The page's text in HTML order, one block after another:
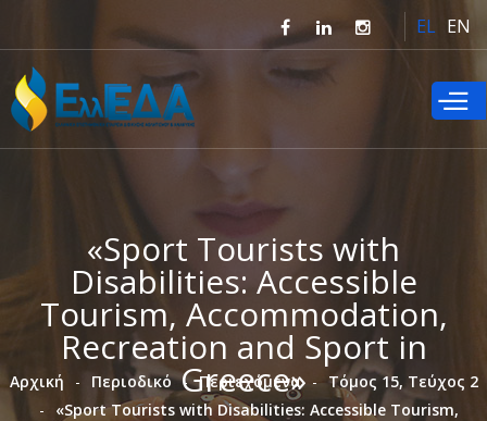
προς το
κυρίως
περιεχόμενο
EL EN
«Sport Tourists with
Disabilities: Accessible
Tourism, Accommodation,
Recreation and Sport in
Greece»
Αρχική Περιοδικό Περιεχόμενα
Τόμος 15, Τεύχος 2
«Sport Tourists with Disabilities: Accessible Tourism,